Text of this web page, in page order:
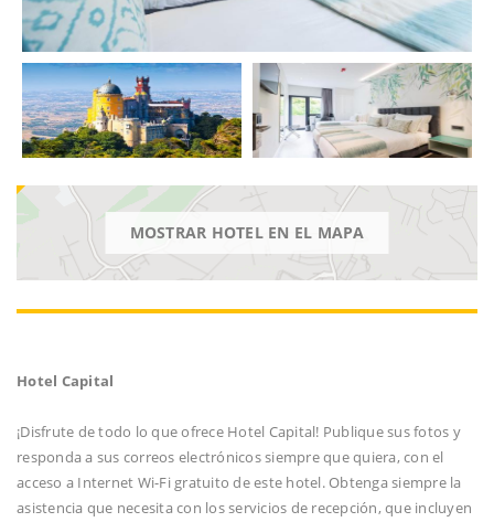
MOSTRAR HOTEL EN EL MAPA
Hotel Capital
¡Disfrute de todo lo que ofrece Hotel Capital! Publique sus fotos y
responda a sus correos electrónicos siempre que quiera, con el
acceso a Internet Wi-Fi gratuito de este hotel. Obtenga siempre la
asistencia que necesita con los servicios de recepción, que incluyen